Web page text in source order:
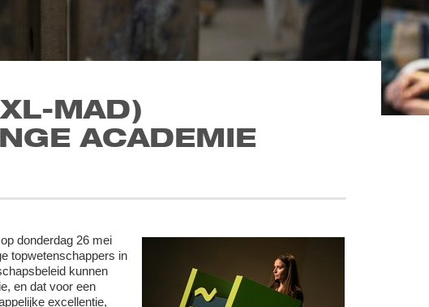
MAD)
ACADEMIE
donderdag 26 mei
topwetenschappers in
kunnen
en dat voor een
excellentie,